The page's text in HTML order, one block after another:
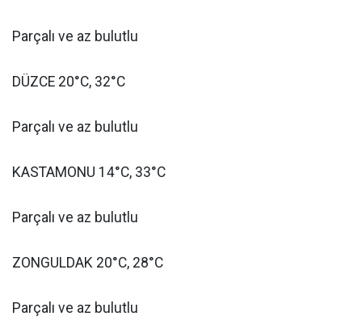
Parçalı ve az bulutlu
DÜZCE 20°C, 32°C
Parçalı ve az bulutlu
KASTAMONU 14°C, 33°C
Parçalı ve az bulutlu
ZONGULDAK 20°C, 28°C
Parçalı ve az bulutlu